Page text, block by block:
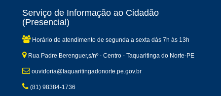
Serviço de Informação ao Cidadão
(Presencial)
Horário de atendimento de segunda a sexta dàs 7h às 13h
Rua Padre Berenguer,s/nº - Centro - Taquaritinga do Norte-PE
ouvidoria@taquaritingadonorte.pe.gov.br
(81) 98384-1736